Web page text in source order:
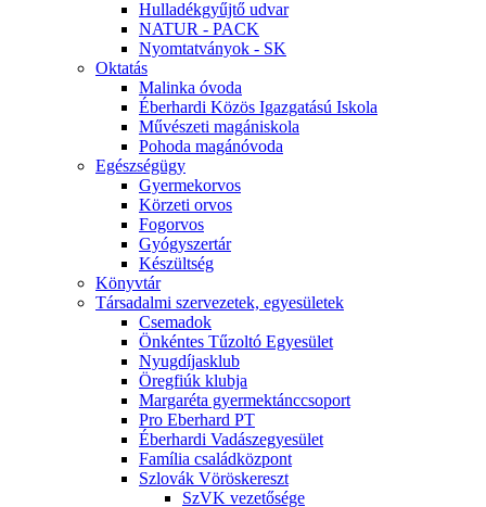
Hulladékgyűjtő udvar
NATUR - PACK
Nyomtatványok - SK
Oktatás
Malinka óvoda
Éberhardi Közös Igazgatású Iskola
Művészeti magániskola
Pohoda magánóvoda
Egészségügy
Gyermekorvos
Körzeti orvos
Fogorvos
Gyógyszertár
Készültség
Könyvtár
Társadalmi szervezetek, egyesületek
Csemadok
Önkéntes Tűzoltó Egyesület
Nyugdíjasklub
Öregfiúk klubja
Margaréta gyermektánccsoport
Pro Eberhard PT
Éberhardi Vadászegyesület
Família családközpont
Szlovák Vöröskereszt
SzVK vezetősége